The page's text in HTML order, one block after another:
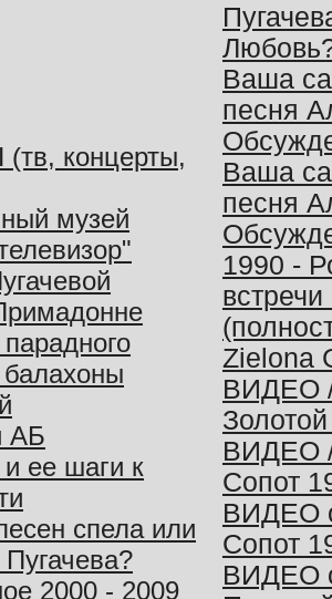
концерты,
музей
АБ
и ее шаги к
спела или
2000 - 2009
Ваша
песня
Ваша
песня
1990 -
Zielona
ВИДЕО
ВИДЕО
Сопот
ВИДЕО
Сопот
ВИДЕО